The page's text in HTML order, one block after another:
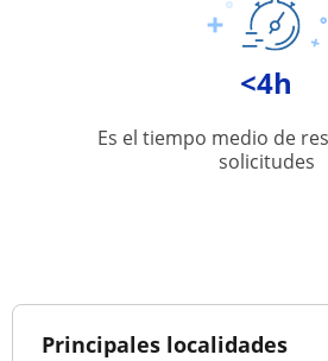
<4h
Es el tiempo medio de
solicitudes
Principales localidades